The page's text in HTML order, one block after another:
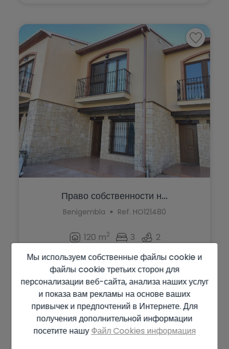
Право собственности н...
Benigembla Ref. HO121480
120 m2 3 2
230.000 €
ЗАРЕЗЕРВИРОВАНО
360°
Мы используем собственные файлы cookie и
файлы cookie третьих сторон для
персонализации веб-сайта, анализа наших услуг
и показа вам рекламы на основе ваших
привычек и предпочтений в Интернете. Для
получения дополнительной информации
посетите нашуФайл Cookies информация